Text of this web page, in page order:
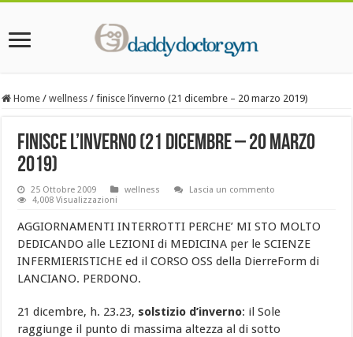
Home / wellness / finisce l’inverno (21 dicembre – 20 marzo 2019)
finisce l’inverno (21 dicembre – 20 marzo
2019)
25 Ottobre 2009 wellness
Lascia un commento
4,008 Visualizzazioni
AGGIORNAMENTI INTERROTTI PERCHE’ MI STO MOLTO
DEDICANDO alle LEZIONI di MEDICINA per le SCIENZE
INFERMIERISTICHE ed il CORSO OSS della DierreForm di
LANCIANO. PERDONO.
21 dicembre, h. 23.23, solstizio d’inverno: il Sole
raggiunge il punto di massima altezza al di sotto